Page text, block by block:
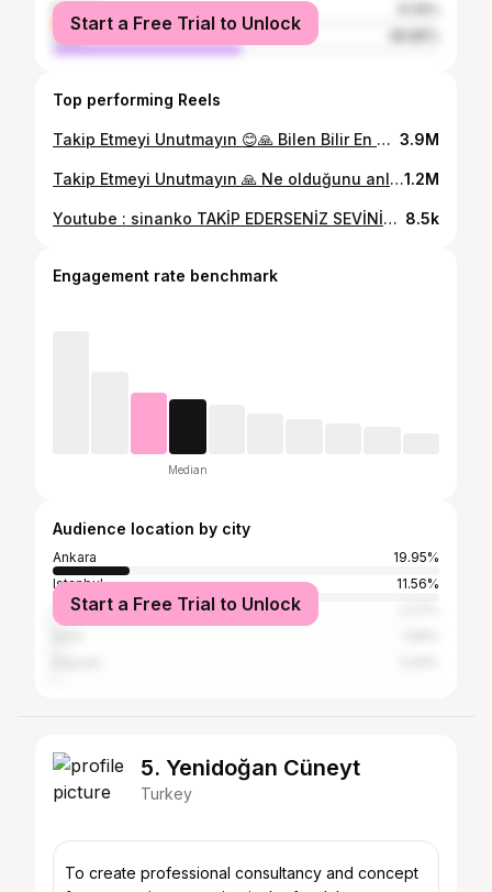
female
male
Start a Free Trial to Unlock
Top performing Reels
Takip Etmeyi Unutmayın 😊🙏 Bilen Bilir En Büyük Kumardır… 😂 #tayland #viral #gezgin #kesfetteyiz #keşfetedüş 3.9M
Takip Etmeyi Unutmayın 🙏 Ne olduğunu anlayana kadar 😂 #tayland #viral #gezgin #kesfetteyiz #keşfetedüş1.2M
Youtube : sinanko TAKİP EDERSENİZ SEVİNİRİM 🤗 Var mı öyle pat diye hayale ulaşmak ? Neler yaşadım... #reels #keşfet #fy #fyp #keşfetteyiz #gezgin 8.5k
Engagement rate benchmark
Median
Audience location by city
Ankara
19.95%
Istanbul
11.56%
Antalya
Start a Free Trial to Unlock
5. Yenidoğan Cüneyt
Turkey
To create professional consultancy and concept